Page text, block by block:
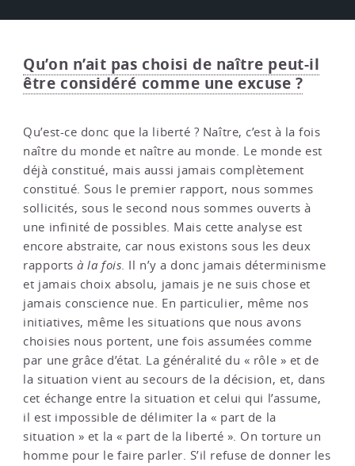
Qu’on n’ait pas choisi de naître peut-il
être considéré comme une excuse ?
Qu’est-ce donc que la liberté ? Naître, c’est à la fois
naître du monde et naître au monde. Le monde est
déjà constitué, mais aussi jamais complètement
constitué. Sous le premier rapport, nous sommes
sollicités, sous le second nous sommes ouverts à
une infinité de possibles. Mais cette analyse est
encore abstraite, car nous existons sous les deux
rapportsà la fois. Il n’y a donc jamais déterminisme
et jamais choix absolu, jamais je ne suis chose et
jamais conscience nue. En particulier, même nos
initiatives, même les situations que nous avons
choisies nous portent, une fois assumées comme
par une grâce d’état. La généralité du « rôle » et de
la situation vient au secours de la décision, et, dans
cet échange entre la situation et celui qui l’assume,
il est impossible de délimiter la « part de la
situation » et la « part de la liberté ». On torture un
homme pour le faire parler. S’il refuse de donner les